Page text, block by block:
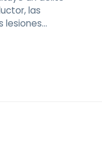
las
lesiones